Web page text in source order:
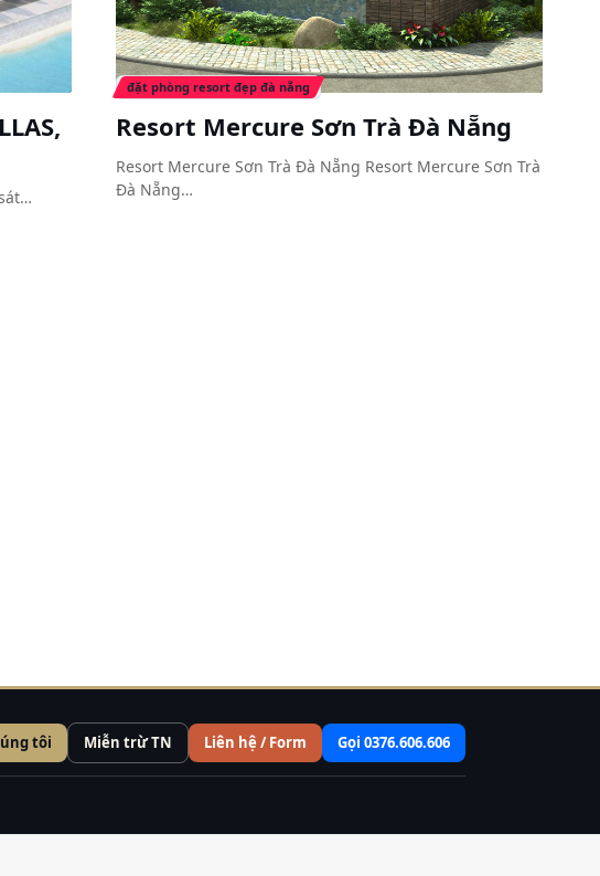
đặt phòng resort đẹp đà nẵng
Resort Mercure Sơn Trà Đà Nẵng
Resort Mercure Sơn Trà Đà Nẵng Resort Mercure Sơn Trà
Đà Nẵng…
tôi Miễn trừ TN Liên hệ / Form Gọi 0376.606.606